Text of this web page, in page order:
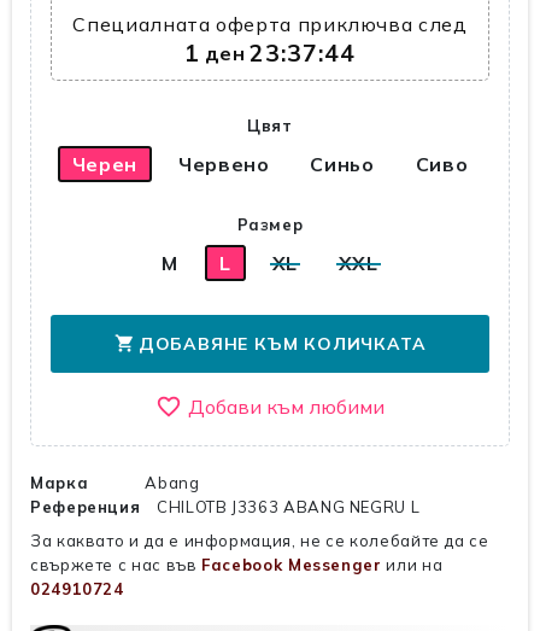
Специалната оферта приключва след
1 ден 23:37:43
Цвят
Черен Червено Синьо Сиво
Размер
M L XL XXL
shopping_cart ДОБАВЯНЕ КЪМ КОЛИЧКАТА
favorite_border
Марка
Abang
Референция
CHILOTB J3363 ABANG NEGRU L
За каквато и да е информация, не се колебайте да се
свържете с нас във Facebook Messenger или на
024910724